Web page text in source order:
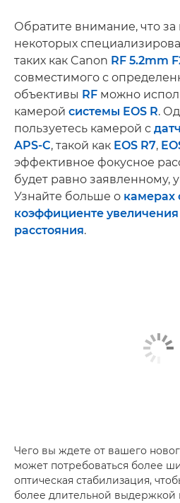
Обратите внимание, что
некоторых
таких как Canon RF 5.2mm
совместимого с
объективы RF можно
камерой системы EOS R.
пользуетесь камерой с
APS-C, такой как EOS R7,
эффективное фокусное
будет равно заявленному,
Узнайте больше о камерах
коэффициенте
расстояния.
Чего вы ждете от вашего
может потребоваться более
оптическая стабилизация,
более длительной выдержкой